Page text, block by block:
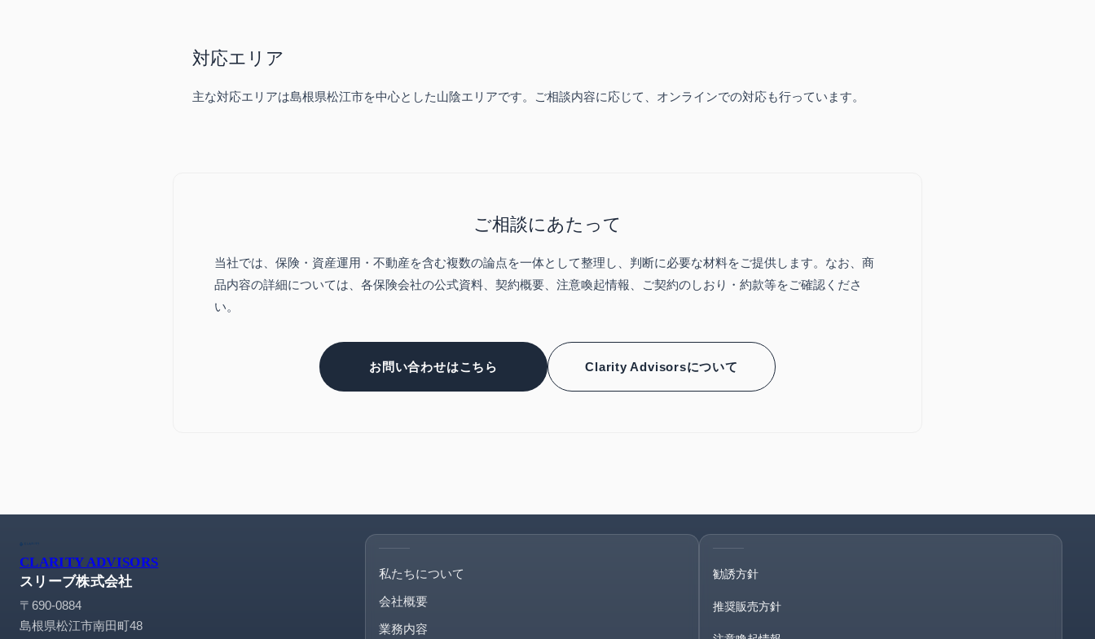
対応エリア
主な対応エリアは島根県松江市を中心とした山陰エリアです。ご相談内容に応じて、オンラインでの対応も行っています。
ご相談にあたって
当社では、保険・資産運用・不動産を含む複数の論点を一体として整理し、判断に必要な材料をご提供します。なお、商
品内容の詳細については、各保険会社の公式資料、契約概要、注意喚起情報、ご契約のしおり・約款等をご確認くださ
い。
お問い合わせはこちら Clarity Advisorsについて
CLARITY ADVISORS
スリーブ株式会社
〒690-0884
島根県松江市南田町48
私たちについて
会社概要
業務内容
勧誘方針
推奨販売方針